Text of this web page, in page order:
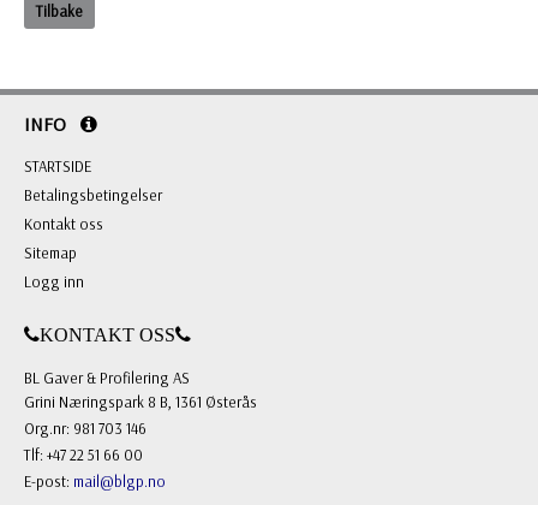
Tilbake
INFO
STARTSIDE
Betalingsbetingelser
Kontakt oss
Sitemap
Logg inn
KONTAKT OSS
BL Gaver & Profilering AS
Grini Næringspark 8 B, 1361 Østerås
Org.nr: 981 703 146
Tlf: +47 22 51 66 00
E-post: mail@blgp.no